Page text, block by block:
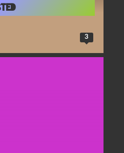
3